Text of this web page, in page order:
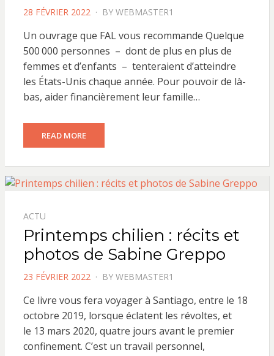
POSTED
28 FÉVRIER 2022 BY WEBMASTER1
Un ouvrage que FAL vous recommande Quelque
500 000 personnes – dont de plus en plus de
femmes et d’enfants – tenteraient d’atteindre
les États-Unis chaque année. Pour pouvoir de là-
bas, aider financièrement leur famille…
READ MORE
ACTU
Printemps chilien : récits et
photos de Sabine Greppo
POSTED
23 FÉVRIER 2022 BY WEBMASTER1
Ce livre vous fera voyager à Santiago, entre le 18
octobre 2019, lorsque éclatent les révoltes, et
le 13 mars 2020, quatre jours avant le premier
confinement. C’est un travail personnel,